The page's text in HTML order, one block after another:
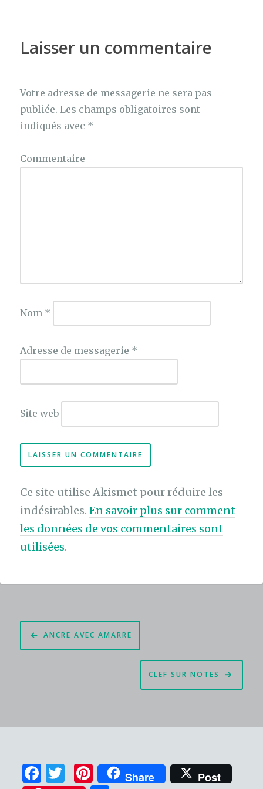
Laisser un commentaire
Votre adresse de messagerie ne sera pas
publiée. Les champs obligatoires sont
indiqués avec *
Commentaire
Nom *
Adresse de messagerie *
Site web
Ce site utilise Akismet pour réduire les
indésirables.En savoir plus sur comment
les données de vos commentaires sont
utilisées.
Navigation
de
ANCRE AVEC AMARRE
CLEF SUR NOTES
F
T
Pi
Share
Post